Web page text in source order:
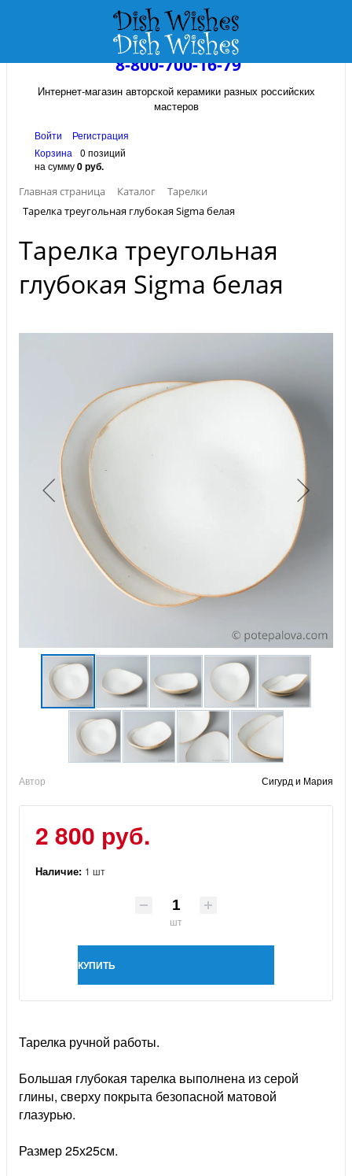
8-800-700-16-79
Интернет-магазин авторской керамики разных российских
мастеров
Войти
Регистрация
Корзина
0 позиций
на сумму0 руб.
Главная страница
Каталог
Тарелки
Тарелка треугольная глубокая Sigma белая
Тарелка треугольная
глубокая Sigma белая
Автор Сигурд и Мария
2 800 руб.
Наличие: 1 шт
шт
КУПИТЬ
Тарелка ручной работы.
Большая глубокая тарелка выполнена из серой
глины, сверху покрыта безопасной матовой
глазурью.
Размер 25х25см.